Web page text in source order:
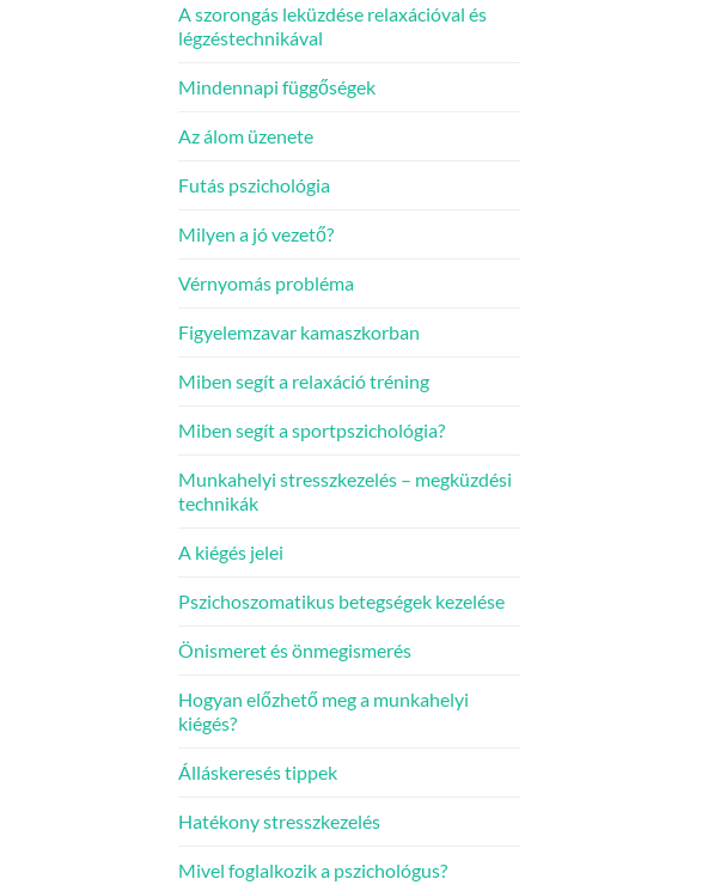
A szorongás leküzdése relaxációval és
légzéstechnikával
Mindennapi függőségek
Az álom üzenete
Futás pszichológia
Milyen a jó vezető?
Vérnyomás probléma
Figyelemzavar kamaszkorban
Miben segít a relaxáció tréning
Miben segít a sportpszichológia?
Munkahelyi stresszkezelés – megküzdési
technikák
A kiégés jelei
Pszichoszomatikus betegségek kezelése
Önismeret és önmegismerés
Hogyan előzhető meg a munkahelyi
kiégés?
Álláskeresés tippek
Hatékony stresszkezelés
Mivel foglalkozik a pszichológus?